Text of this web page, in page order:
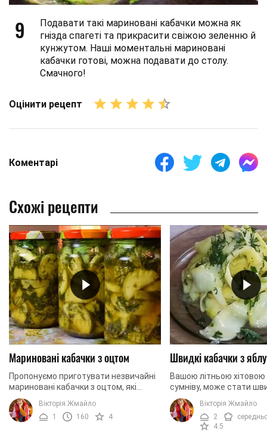
9
Подавати такі мариновані кабачки можна як
гнізда спагеті та прикрасити свіжою зеленню й
кунжутом. Наші моментальні мариновані
кабачки готові, можна подавати до столу.
Смачного!
Оцінити рецепт
Коментарі
Схожі рецепти
Мариновані кабачки з оцтом
Пропонуємо приготувати незвичайні
мариновані кабачки з оцтом, які
виходять хрусткими, соковитими й
апетитними. Вся принадність
кабачків у тому, що ...
Вікторія Жмайло
1
160 4
Швидкі кабачки з
Вашою літньою
сумніву, може стати
із кабачків з яблучним
смачний овоч
теплотою і ...
Вікторія Жмайло
2
4.5